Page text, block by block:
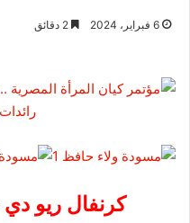
6 فبراير، 2024
كرنفال ريو دي